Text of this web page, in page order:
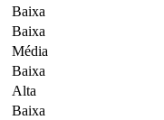
Baixa
Baixa
Média
Baixa
Alta
Baixa